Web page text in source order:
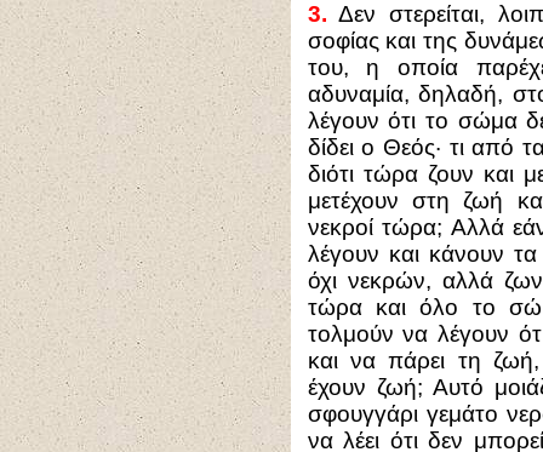
3. Δεν στερείται,
σοφίας και της
του, η οποία
αδυναμία, δηλαδή,
λέγουν ότι το σώμα
δίδει ο Θεός· τι από
διότι τώρα ζουν και
μετέχουν στη ζωή
νεκροί τώρα; Αλλά
λέγουν και κάνουν
όχι νεκρών, αλλά
τώρα και όλο το
τολμούν να λέγουν
και να πάρει τη
έχουν ζωή; Αυτό
σφουγγάρι γεμάτο
να λέει ότι δεν